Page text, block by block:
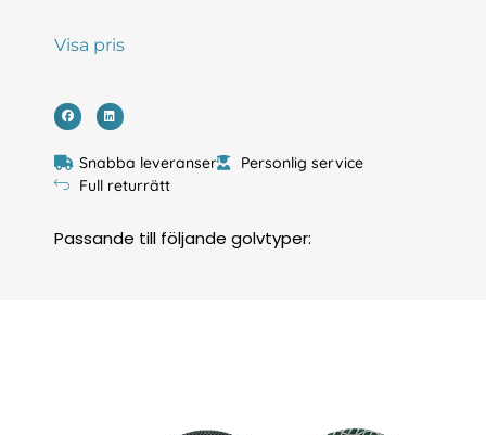
Visa pris
Snabba leveranser
Personlig service
Full returrätt
Passande till följande golvtyper: